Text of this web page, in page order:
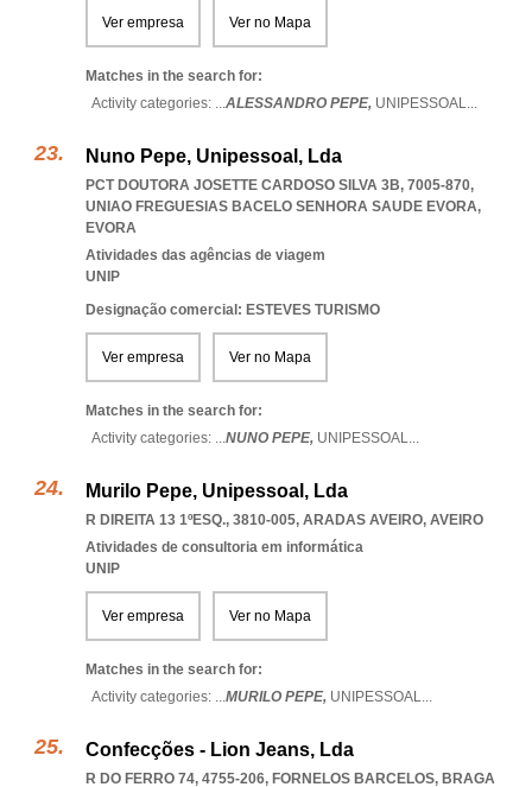
Ver empresa Ver no Mapa
Matches in the search for:
Activity categories: ...ALESSANDRO PEPE, UNIPESSOAL...
Nuno Pepe, Unipessoal, Lda
PCT DOUTORA JOSETTE CARDOSO SILVA 3B, 7005-870,
UNIAO FREGUESIAS BACELO SENHORA SAUDE EVORA,
EVORA
Atividades das agências de viagem
UNIP
Designação comercial: ESTEVES TURISMO
Ver empresa Ver no Mapa
Matches in the search for:
Activity categories: ...NUNO PEPE, UNIPESSOAL...
Murilo Pepe, Unipessoal, Lda
R DIREITA 13 1ºESQ., 3810-005, ARADAS AVEIRO, AVEIRO
Atividades de consultoria em informática
UNIP
Ver empresa Ver no Mapa
Matches in the search for:
Activity categories: ...MURILO PEPE, UNIPESSOAL...
Confecções - Lion Jeans, Lda
R DO FERRO 74, 4755-206, FORNELOS BARCELOS, BRAGA